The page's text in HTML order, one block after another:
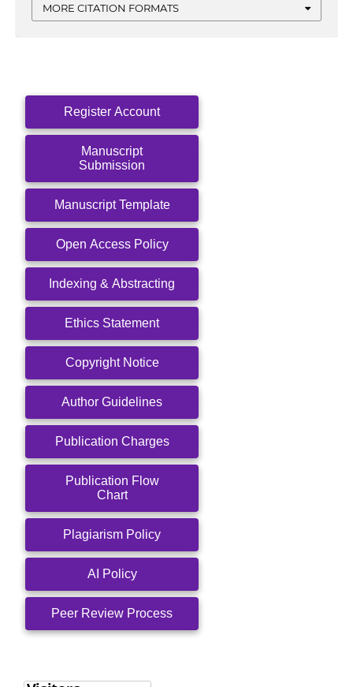
MORE CITATION FORMATS
Register Account
Manuscript
Submission
Manuscript Template
Open Access Policy
Indexing & Abstracting
Ethics Statement
Copyright Notice
Author Guidelines
Publication Charges
Publication Flow
Chart
Plagiarism Policy
AI Policy
Peer Review Process